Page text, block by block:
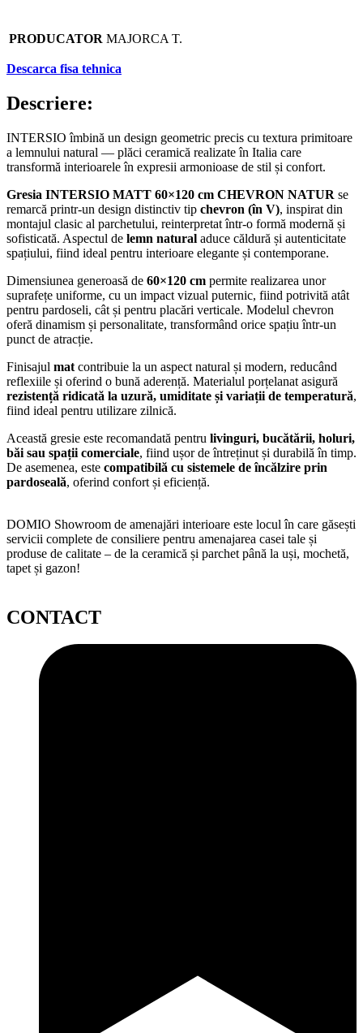
PRODUCATOR MAJORCA T.
Descarca fisa tehnica
Descriere:
INTERSIO îmbină un design geometric precis cu textura primitoare
a lemnului natural — plăci ceramică realizate în Italia care
transformă interioarele în expresii armonioase de stil și confort.
Gresia INTERSIO MATT 60×120 cm CHEVRON NATUR se
remarcă printr-un design distinctiv tip chevron (în V), inspirat din
montajul clasic al parchetului, reinterpretat într-o formă modernă și
sofisticată. Aspectul de lemn natural aduce căldură și autenticitate
spațiului, fiind ideal pentru interioare elegante și contemporane.
Dimensiunea generoasă de 60×120 cm permite realizarea unor
suprafețe uniforme, cu un impact vizual puternic, fiind potrivită atât
pentru pardoseli, cât și pentru placări verticale. Modelul chevron
oferă dinamism și personalitate, transformând orice spațiu într-un
punct de atracție.
Finisajul mat contribuie la un aspect natural și modern, reducând
reflexiile și oferind o bună aderență. Materialul porțelanat asigură
rezistență ridicată la uzură, umiditate și variații de temperatură,
fiind ideal pentru utilizare zilnică.
Această gresie este recomandată pentru livinguri, bucătării, holuri,
băi sau spații comerciale, fiind ușor de întreținut și durabilă în timp.
De asemenea, este compatibilă cu sistemele de încălzire prin
pardoseală, oferind confort și eficiență.
DOMIO Showroom de amenajări interioare este locul în care găsești
servicii complete de consiliere pentru amenajarea casei tale și
produse de calitate – de la ceramică și parchet până la uși, mochetă,
tapet și gazon!
CONTACT